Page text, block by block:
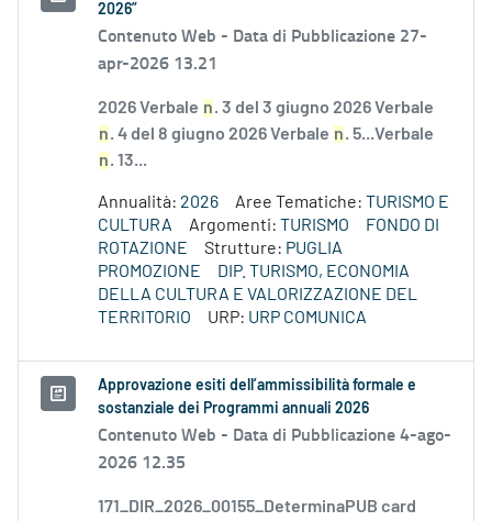
2026”
Contenuto Web - Data di Pubblicazione 27-
apr-2026 13.21
2026 Verbale n. 3 del 3 giugno 2026 Verbale
n. 4 del 8 giugno 2026 Verbale n. 5...Verbale
n. 13...
Annualità: 2026 Aree Tematiche: TURISMO E
CULTURA
Argomenti: TURISMO
FONDO DI
ROTAZIONE
Strutture: PUGLIA
PROMOZIONE
DIP. TURISMO, ECONOMIA
DELLA CULTURA E VALORIZZAZIONE DEL
TERRITORIO
URP: URP COMUNICA
Approvazione esiti dell’ammissibilità formale e
sostanziale dei Programmi annuali 2026
Contenuto Web - Data di Pubblicazione 4-ago-
2026 12.35
171_DIR_2026_00155_DeterminaPUB card